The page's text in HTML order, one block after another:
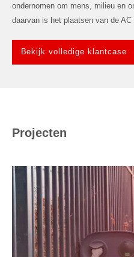
ondernomen om mens, milieu en
daarvan is het plaatsen van de
Bekijk volledige klantcase
Projecten